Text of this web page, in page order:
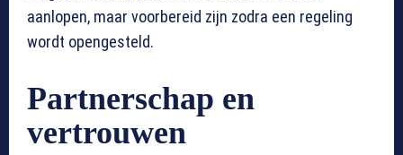
aanlopen, maar voorbereid zijn zodra een regeling
wordt opengesteld.
Partnerschap en
vertrouwen